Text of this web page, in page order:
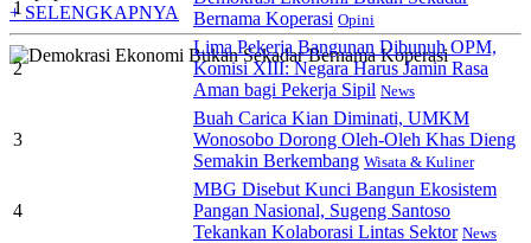
+ SELENGKAPNYA
1
Bernama Koperasi Opini
2
Lima Pekerja Bangunan Dibunuh OPM,
Komisi XIII: Negara Harus Jamin Rasa
Aman bagi Pekerja Sipil News
3
Buah Carica Kian Diminati, UMKM
Wonosobo Dorong Oleh-Oleh Khas Dieng
Semakin Berkembang Wisata & Kuliner
4
MBG Disebut Kunci Bangun Ekosistem
Pangan Nasional, Sugeng Santoso
Tekankan Kolaborasi Lintas Sektor News